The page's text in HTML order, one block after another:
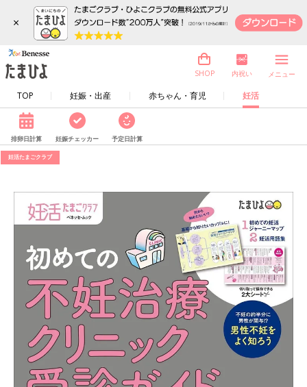
×
TOP 妊娠・出産 赤ちゃん・育児 妊活
SHOP 内祝い メニュー
排卵日計算 妊娠チェッカー 予定日計算
妊活たまごクラブ